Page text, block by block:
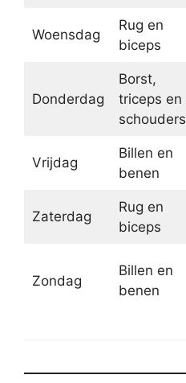
Woensdag
Rug en
biceps
Donderdag
Borst,
triceps en
schouders
Vrijdag
Billen en
benen
Zaterdag
Rug en
biceps
Zondag
Billen en
benen